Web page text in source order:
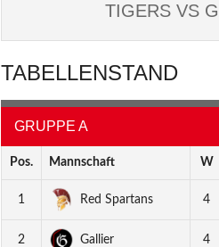
TIGERS VS
TABELLENSTAND
GRUPPE A
Pos. Mannschaft W
1 Red Spartans 4
2 Gallier 4